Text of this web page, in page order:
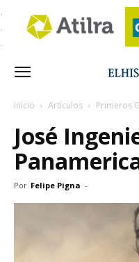
Inicio Artículos Primeros
José
Por Felipe Pigna -